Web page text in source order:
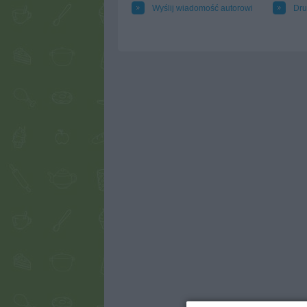
Wyślij wiadomość autorowi